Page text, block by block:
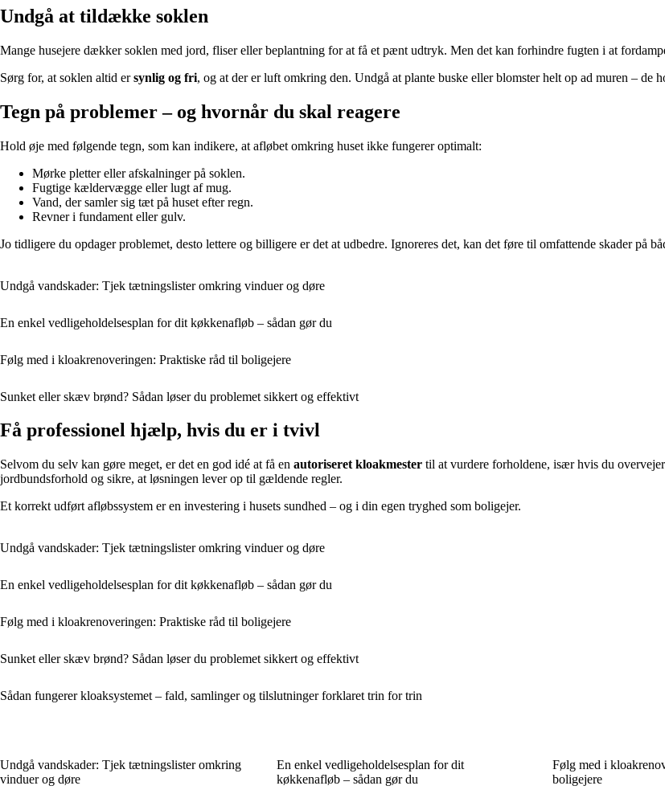
Undgå at tildække soklen
Mange husejere dækker soklen med jord, fliser eller beplantning for at få et pænt udtryk. Men det kan forhindre fugten i at
Sørg for, at soklen altid ersynlig og fri, og at der er luft omkring den. Undgå at plante buske eller blomster helt op ad muren – de
Tegn på problemer – og hvornår du skal reagere
Hold øje med følgende tegn, som kan indikere, at afløbet omkring huset ikke fungerer optimalt:
Mørke pletter eller afskalninger på soklen.
Fugtige kældervægge eller lugt af mug.
Vand, der samler sig tæt på huset efter regn.
Revner i fundament eller gulv.
Jo tidligere du opdager problemet, desto lettere og billigere er det at udbedre. Ignoreres det, kan det føre til omfattende skader på
Undgå vandskader: Tjek tætningslister omkring vinduer og døre
En enkel vedligeholdelsesplan for dit køkkenafløb – sådan gør du
Følg med i kloakrenoveringen: Praktiske råd til boligejere
Sunket eller skæv brønd? Sådan løser du problemet sikkert og effektivt
Få professionel hjælp, hvis du er i tvivl
Selvom du selv kan gøre meget, er det en god idé at få en autoriseret kloakmester til at vurdere forholdene, især hvis du
jordbundsforhold og sikre, at løsningen lever op til gældende regler.
Et korrekt udført afløbssystem er en investering i husets sundhed – og i din egen tryghed som boligejer.
Undgå vandskader: Tjek tætningslister omkring vinduer og døre
En enkel vedligeholdelsesplan for dit køkkenafløb – sådan gør du
Følg med i kloakrenoveringen: Praktiske råd til boligejere
Sunket eller skæv brønd? Sådan løser du problemet sikkert og effektivt
Sådan fungerer kloaksystemet – fald, samlinger og tilslutninger forklaret trin for trin
Undgå vandskader: Tjek tætningslister omkring
vinduer og døre
En enkel vedligeholdelsesplan for dit
køkkenafløb – sådan gør du
Følg med i
boligejere